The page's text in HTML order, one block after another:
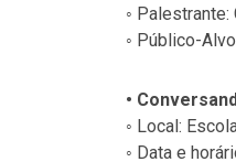
◦ Palestrante:
◦ Público-
•
◦ Local:
◦ Data e